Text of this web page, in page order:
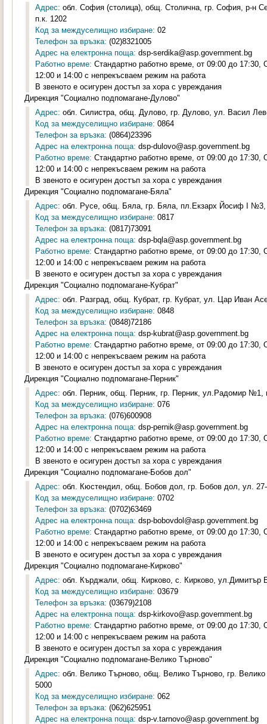
Адрес: обл. София (столица), общ. Столична, гр. София, р-н
п.к. 1202
Код за междуселищно избиране: 02
Телефон за връзка: (02)8321005
Адрес на електронна поща: dsp-serdika@asp.government.bg
Работно време: Стандартно работно време, от 09:00 до
12:00 и 14:00 с непрекъсваем режим на работа
В звеното е осигурен достъп за хора с увреждания
Дирекция "Социално подпомагане-Дулово"
Адрес: обл. Силистра, общ. Дулово, гр. Дулово, ул. Васил
Код за междуселищно избиране: 0864
Телефон за връзка: (0864)23396
Адрес на електронна поща: dsp-dulovo@asp.government.bg
Работно време: Стандартно работно време, от 09:00 до
12:00 и 14:00 с непрекъсваем режим на работа
В звеното е осигурен достъп за хора с увреждания
Дирекция "Социално подпомагане-Бяла"
Адрес: обл. Русе, общ. Бяла, гр. Бяла, пл.Екзарх Йосиф I №3,
Код за междуселищно избиране: 0817
Телефон за връзка: (0817)73091
Адрес на електронна поща: dsp-bqla@asp.government.bg
Работно време: Стандартно работно време, от 09:00 до
12:00 и 14:00 с непрекъсваем режим на работа
В звеното е осигурен достъп за хора с увреждания
Дирекция "Социално подпомагане-Кубрат"
Адрес: обл. Разград, общ. Кубрат, гр. Кубрат, ул. Цар Иван
Код за междуселищно избиране: 0848
Телефон за връзка: (0848)72186
Адрес на електронна поща: dsp-kubrat@asp.government.bg
Работно време: Стандартно работно време, от 09:00 до
12:00 и 14:00 с непрекъсваем режим на работа
В звеното е осигурен достъп за хора с увреждания
Дирекция "Социално подпомагане-Перник"
Адрес: обл. Перник, общ. Перник, гр. Перник, ул.Радомир №1,
Код за междуселищно избиране: 076
Телефон за връзка: (076)600908
Адрес на електронна поща: dsp-pernik@asp.government.bg
Работно време: Стандартно работно време, от 09:00 до
12:00 и 14:00 с непрекъсваем режим на работа
В звеното е осигурен достъп за хора с увреждания
Дирекция "Социално подпомагане-Бобов дол"
Адрес: обл. Кюстендил, общ. Бобов дол, гр. Бобов дол, ул.
Код за междуселищно избиране: 0702
Телефон за връзка: (0702)63469
Адрес на електронна поща: dsp-bobovdol@asp.government.bg
Работно време: Стандартно работно време, от 09:00 до
12:00 и 14:00 с непрекъсваем режим на работа
В звеното е осигурен достъп за хора с увреждания
Дирекция "Социално подпомагане-Кирково"
Адрес: обл. Кърджали, общ. Кирково, с. Кирково, ул.Димитър
Код за междуселищно избиране: 03679
Телефон за връзка: (03679)2108
Адрес на електронна поща: dsp-kirkovo@asp.government.bg
Работно време: Стандартно работно време, от 09:00 до
12:00 и 14:00 с непрекъсваем режим на работа
В звеното е осигурен достъп за хора с увреждания
Дирекция "Социално подпомагане-Велико Търново"
Адрес: обл. Велико Търново, общ. Велико Търново, гр.
5000
Код за междуселищно избиране: 062
Телефон за връзка: (062)625951
Адрес на електронна поща: dsp-v.tarnovo@asp.government.bg